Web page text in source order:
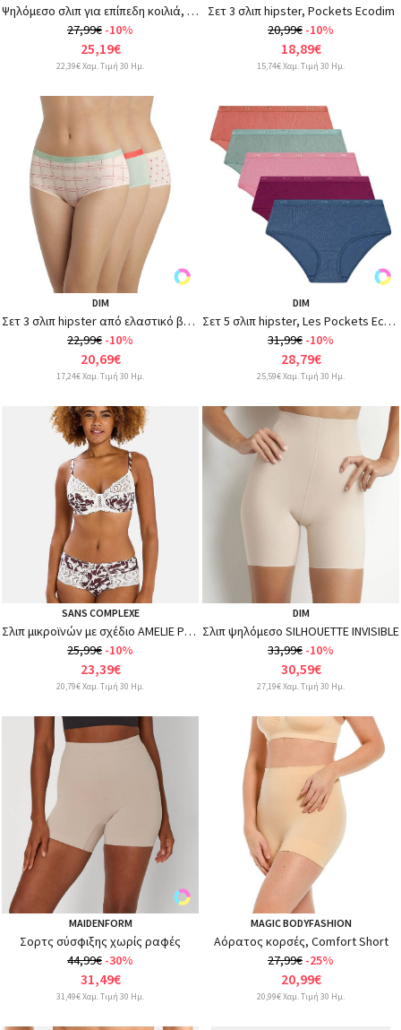
Ψηλόμεσο σλιπ για επίπεδη κοιλιά, Eco Dim
27,99€ -10%
25,19€
22,39€ Χαμ. Τιμή 30 Ημ.
Σετ 3 σλιπ hipster, Pockets Ecodim
20,99€ -10%
18,89€
15,74€ Χαμ. Τιμή 30 Ημ.
DIM
Σετ 3 σλιπ hipster από ελαστικό βαμβάκι, Les Pockets Coton
22,99€ -10%
20,69€
17,24€ Χαμ. Τιμή 30 Ημ.
DIM
Σετ 5 σλιπ hipster, Les Pockets EcoDim
31,99€ -10%
28,79€
25,59€ Χαμ. Τιμή 30 Ημ.
SANS COMPLEXE
Σλιπ μικροϊνών με σχέδιο AMELIE PRINT
25,99€ -10%
23,39€
20,79€ Χαμ. Τιμή 30 Ημ.
DIM
Σλιπ ψηλόμεσο SILHOUETTE INVISIBLE
33,99€ -10%
30,59€
27,19€ Χαμ. Τιμή 30 Ημ.
MAIDENFORM
Σορτς σύσφιξης χωρίς ραφές
44,99€ -30%
31,49€
31,49€ Χαμ. Τιμή 30 Ημ.
MAGIC BODYFASHION
Αόρατος κορσές, Comfort Short
27,99€ -25%
20,99€
20,99€ Χαμ. Τιμή 30 Ημ.